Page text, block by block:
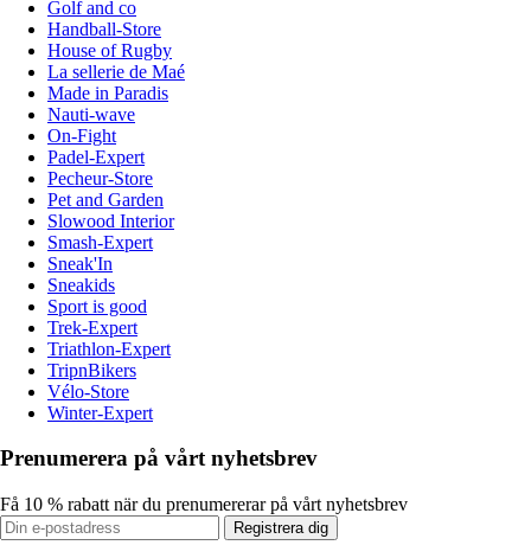
Golf and co
Handball-Store
House of Rugby
La sellerie de Maé
Made in Paradis
Nauti-wave
On-Fight
Padel-Expert
Pecheur-Store
Pet and Garden
Slowood Interior
Smash-Expert
Sneak'In
Sneakids
Sport is good
Trek-Expert
Triathlon-Expert
TripnBikers
Vélo-Store
Winter-Expert
Prenumerera på vårt nyhetsbrev
Få 10 % rabatt när du prenumererar på vårt nyhetsbrev
Registrera dig